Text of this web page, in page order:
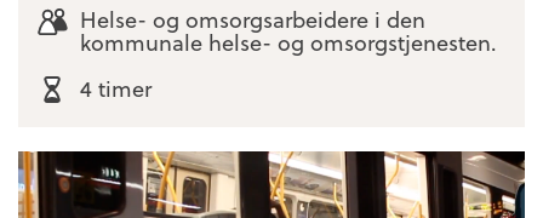
Helse- og omsorgsarbeidere i den
kommunale helse- og omsorgstjenesten.
4 timer